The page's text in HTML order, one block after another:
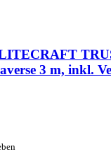
3 m, inkl.